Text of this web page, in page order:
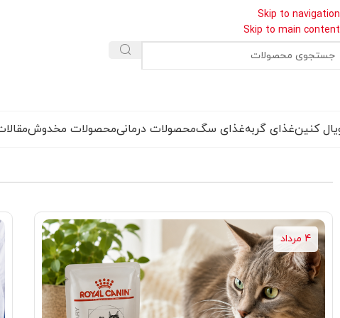
Skip to navigation
Skip to main content
کنینغذای گربهغذای سگمحصولات درمانیمحصولات مخدوش
4 مرداد